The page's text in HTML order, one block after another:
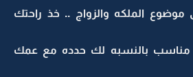
الملكه والزواج .. خذ راحتك
مناسب بالنسبه لك حدده مع عمك